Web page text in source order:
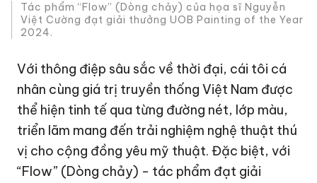
Tác phẩm “Flow” (Dòng chảy) của họa sĩ Nguyễn
Việt Cường đạt giải thưởng UOB Painting of the Year
2024.
Với thông điệp sâu sắc về thời đại, cái tôi cá
nhân cùng giá trị truyền thống Việt Nam được
thể hiện tinh tế qua từng đường nét, lớp màu,
triển lãm mang đến trải nghiệm nghệ thuật thú
vị cho cộng đồng yêu mỹ thuật. Đặc biệt, với
“Flow” (Dòng chảy) - tác phẩm đạt giải